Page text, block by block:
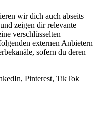
wir dich auch abseits
zeigen dir relevante
verschlüsselten
externen Anbietern
sofern du deren
Pinterest, TikTok